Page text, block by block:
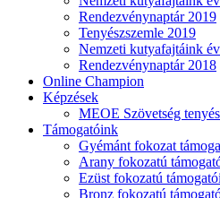
Rendezvénynaptár 2019
Tenyészszemle 2019
Nemzeti kutyafajtáink
Rendezvénynaptár 2018
Online Champion
Képzések
MEOE Szövetség
Támogatóink
Gyémánt fokozat
Arany fokozatú
Ezüst fokozatú
Bronz fokozatú